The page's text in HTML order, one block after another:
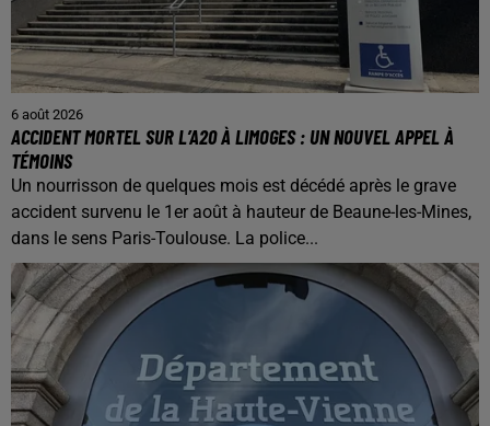
6 août 2026
ACCIDENT MORTEL SUR L’A20 À LIMOGES : UN NOUVEL APPEL À
TÉMOINS
Un nourrisson de quelques mois est décédé après le grave
accident survenu le 1er août à hauteur de Beaune-les-Mines,
dans le sens Paris-Toulouse. La police...